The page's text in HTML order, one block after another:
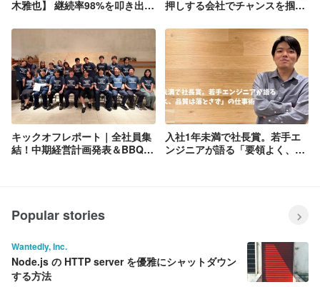
木雅也】 継続率98%を叩き出し
事術
押しする会社でチャンスを掴み
キックオフレポート｜全社員集
結！中期経営計画発表＆BBQ懇
入社1年未満で社長賞。若手エ
ンジニアが語る「要領よく、品
Popular stories
Wantedly, Inc.
Node.js の HTTP server を優雅にシャットダウン
する方法